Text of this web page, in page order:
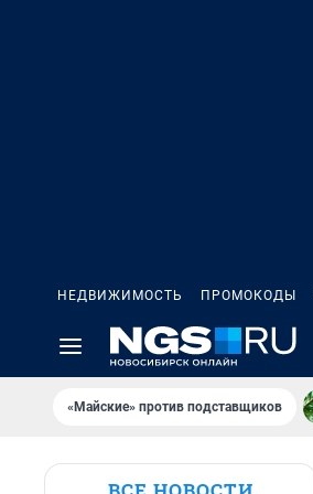
НЕДВИЖИМОСТЬ ПРОМОКОДЫ
«Майские» против подставщиков